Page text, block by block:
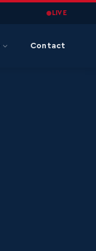
LIVE
Contact